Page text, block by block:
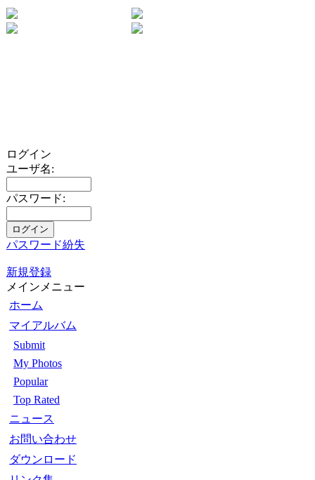
ログイン
ユーザ名:
パスワード:
パスワード紛失
新規登録
メインメニュー
ホーム
マイアルバム
Submit
My Photos
Popular
Top Rated
ニュース
お問い合わせ
ダウンロード